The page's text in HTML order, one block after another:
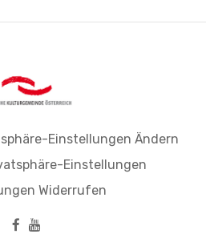
Einstellungen Ändern
Einstellungen
Widerrufen